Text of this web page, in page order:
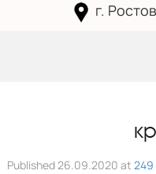
г.
Published26.09.2020 at 249